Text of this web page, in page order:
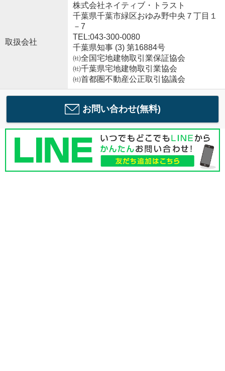
取扱会社
株式会社ネイティブ・トラスト
千葉県千葉市緑区おゆみ野中央７丁目１
－7
TEL:043-300-0080
千葉県知事 (3) 第16884号
㈳全国宅地建物取引業保証協会
㈳千葉県宅地建物取引業協会
㈳首都圏不動産公正取引協議会
お問い合わせ(無料)